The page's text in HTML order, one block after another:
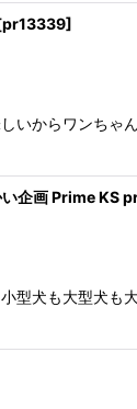
pr13339]
いからワンち
い企画 Prime KS
型犬も大型犬